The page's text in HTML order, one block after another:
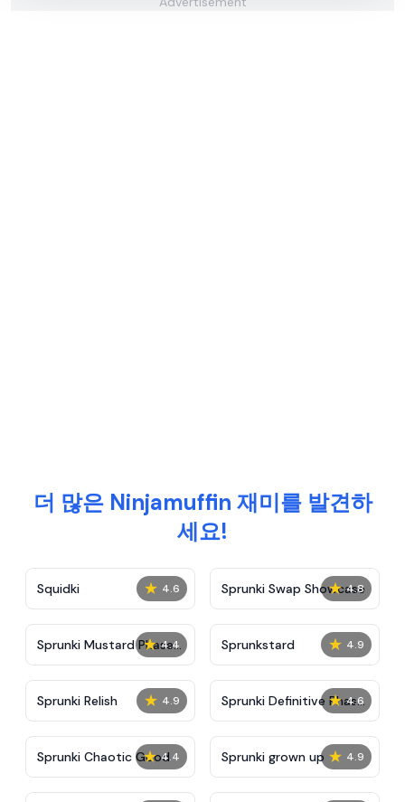
더 많은 Ninjamuffin 재미를 발견하
세요!
★ 4.6
Squidki ★ 4.8
Sprunki Swap Showcase
★ 4.4
Sprunki Mustard Phase
2
★ 4.9
Sprunkstard
★ 4.9
Sprunki Relish ★ 4.6
Sprunki Definitive Phase
7
★ 4.4
Sprunki Chaotic Good ★ 4.9
Sprunki grown up